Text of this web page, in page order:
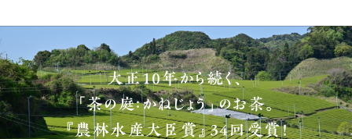
大正10年から続く、
「茶の庭：かねじょう」のお茶。
『農林水産大臣賞』34回受賞！